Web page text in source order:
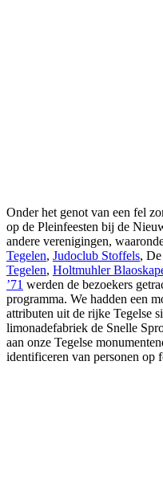
Onder het genot van een fel
op de Pleinfeesten bij de
andere verenigingen,
Tegelen, Judoclub Stoffels,
Tegelen, Holtmuhler
’71 werden de bezoekers
programma. We hadden een
attributen uit de rijke Tegelse
limonadefabriek de Snelle
aan onze Tegelse
identificeren van personen op